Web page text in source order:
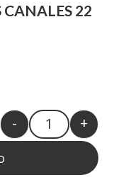
22
Quantity
- +